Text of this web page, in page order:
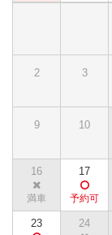
2 3
9 10
16 17
23 24